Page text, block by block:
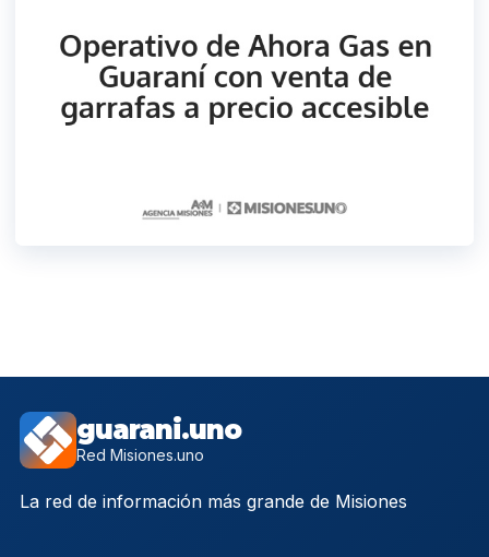
guarani.uno
Red Misiones.uno
La red de información más grande de Misiones